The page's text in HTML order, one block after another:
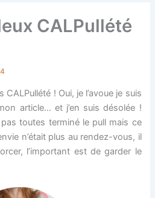
CALPullété
CALPullété ! Oui, je l’avoue je suis
article… et j’en suis désolée !
toutes terminé le pull mais ce
n’était plus au rendez-vous, il
l’important est de garder le